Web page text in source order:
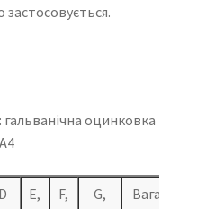
оцинковка
D
E,
F,
G,
Вага